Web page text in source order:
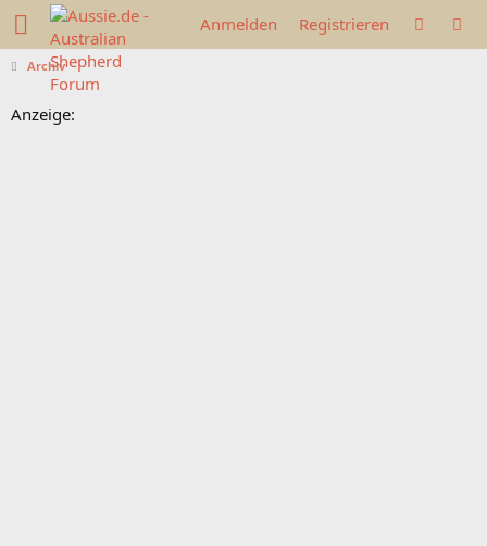
Anmelden Registrieren
Archiv
Anzeige: